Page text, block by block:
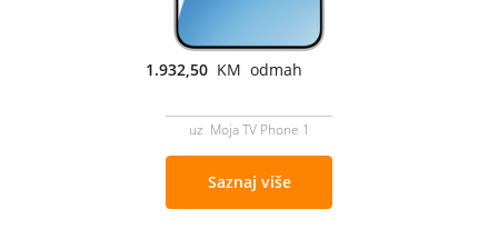
1.932,50 KM odmah
uz Moja TV Phone 1
Saznaj više